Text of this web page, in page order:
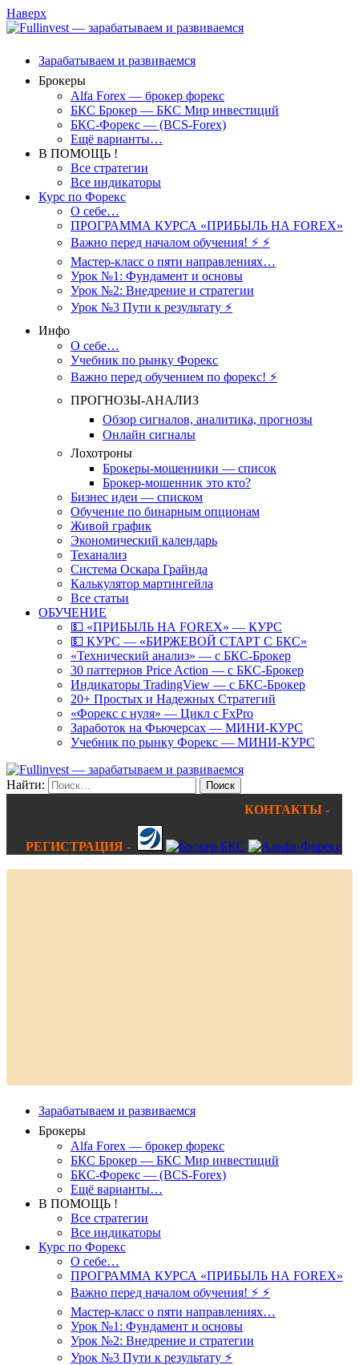
Наверх
Зарабатываем и развиваемся
Брокеры
Alfa Forex — брокер форекс
БКС Брокер — БКС Мир инвестиций
БКС-Форекс — (BCS-Forex)
Ещё варианты…
В ПОМОЩЬ !
Все стратегии
Все индикаторы
Курс по Форекс
О себе…
ПРОГРАММА КУРСА «ПРИБЫЛЬ НА FOREX»
Важно перед началом обучения! ⚡ ⚡
Мастер-класс о пяти направлениях…
Урок №1: Фундамент и основы
Урок №2: Внедрение и стратегии
Урок №3 Пути к результату ⚡️
Инфо
О себе…
Учебник по рынку Форекс
Важно перед обучением по форекс! ⚡
ПРОГНОЗЫ-АНАЛИЗ
Обзор сигналов, аналитика, прогнозы
Онлайн сигналы
Лохотроны
Брокеры-мошенники — список
Брокер-мошенник это кто?
Бизнес идеи — списком
Обучение по бинарным опционам
Живой график
Экономический календарь
Теханализ
Система Оскара Грайнда
Калькулятор мартингейла
Все статьи
ОБУЧЕНИЕ
💵 «ПРИБЫЛЬ НА FOREX» — КУРС
💵 КУРС — «БИРЖЕВОЙ СТАРТ С БКС»
«Технический анализ» — с БКС-Брокер
30 паттернов Price Action — с БКС-Брокер
Индикаторы TradingView — с БКС-Брокер
20+ Простых и Надежных Стратегий
«Форекс с нуля» — Цикл с FxPro
Заработок на Фьючерсах — МИНИ-КУРС
Учебник по рынку Форекс — МИНИ-КУРС
Найти:
КОНТАКТЫ -
РЕГИСТРАЦИЯ -
Зарабатываем и развиваемся
Брокеры
Alfa Forex — брокер форекс
БКС Брокер — БКС Мир инвестиций
БКС-Форекс — (BCS-Forex)
Ещё варианты…
В ПОМОЩЬ !
Все стратегии
Все индикаторы
Курс по Форекс
О себе…
ПРОГРАММА КУРСА «ПРИБЫЛЬ НА FOREX»
Важно перед началом обучения! ⚡ ⚡
Мастер-класс о пяти направлениях…
Урок №1: Фундамент и основы
Урок №2: Внедрение и стратегии
Урок №3 Пути к результату ⚡️